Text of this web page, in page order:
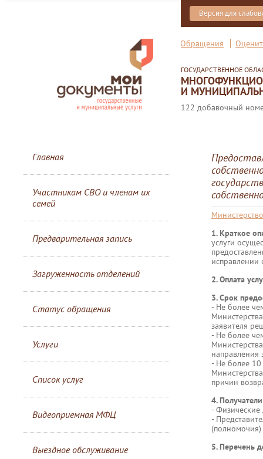
Версия для
Обращения
ГОСУДАРСТВЕННОЕ
И
122 добавочный
Главная
Участникам СВО и членам их
семей
Предварительная запись
Загруженность отделений
Статус обращения
Услуги
Список услуг
Видеоприемная МФЦ
Выездное обслуживание
1. Краткое
услуги
исправлении
2. Оплата
3. Срок
- Не более
заявителя
- Не более
направления
- Не более 10
причин
4.
- Физические
-
(полномочия)
5. Перечень